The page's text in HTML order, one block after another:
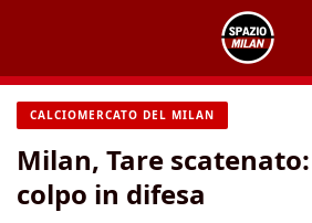
contenuto
CALCIOMERCATO DEL MILAN
Milan, Tare
colpo in difesa